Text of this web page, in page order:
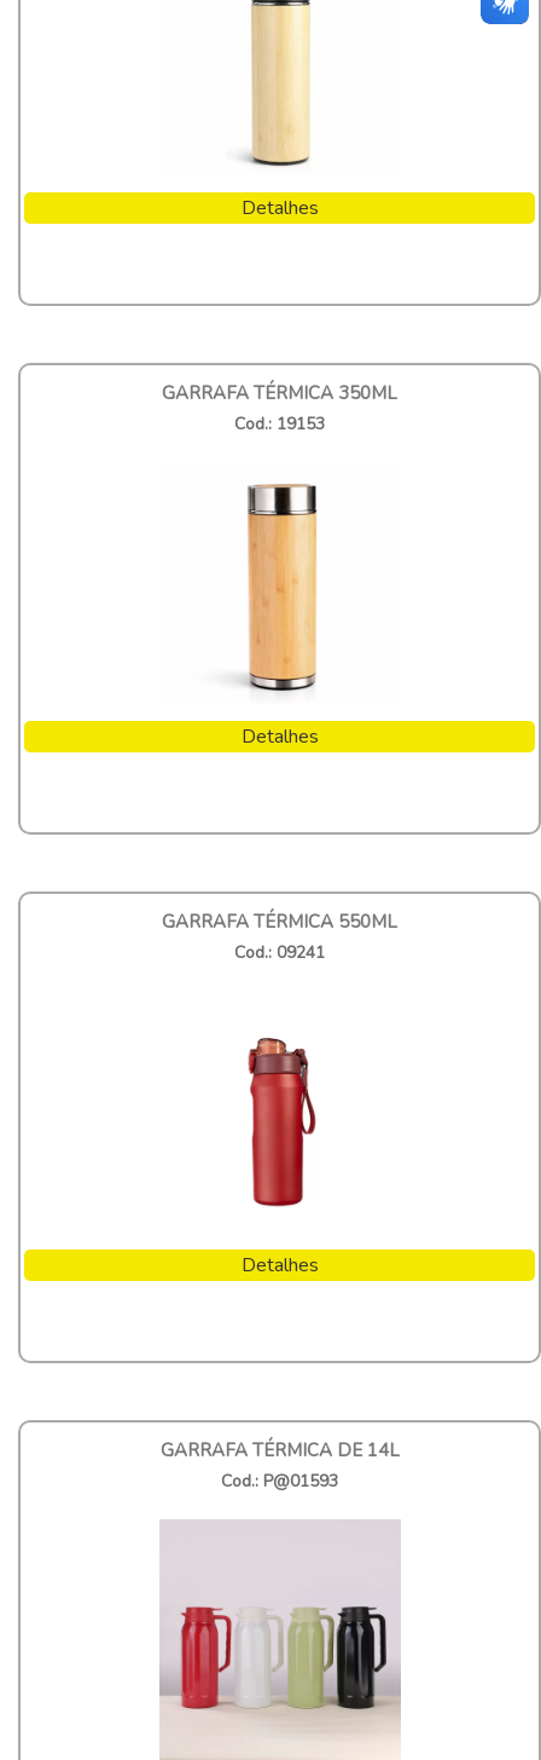
Detalhes
GARRAFA TÉRMICA 350ML
Cod.: 19153
Detalhes
GARRAFA TÉRMICA 550ML
Cod.: 09241
Detalhes
GARRAFA TÉRMICA DE 14L
Cod.: P@01593